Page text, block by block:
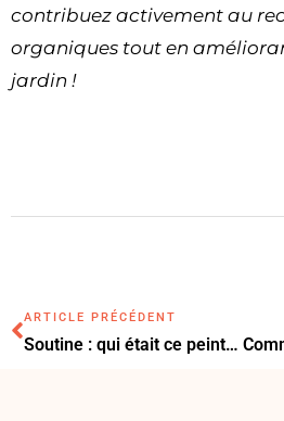
contribuez activement au
organiques tout en
jardin !
ARTICLE PRÉCÉDENT
Soutine : qui était ce peintre français ?